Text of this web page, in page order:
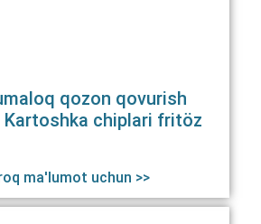
qozon qovurish
Kartoshka chiplari fritöz
ma'lumot uchun >>